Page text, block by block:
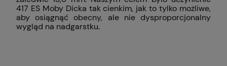
417 ES Moby Dicka tak cienkim, jak to tylko możliwe,
aby osiągnąć obecny, ale nie dysproporcjonalny
wygląd na nadgarstku.